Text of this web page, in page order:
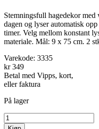
Spørsmål? Ring oss:
Solar-løvetann